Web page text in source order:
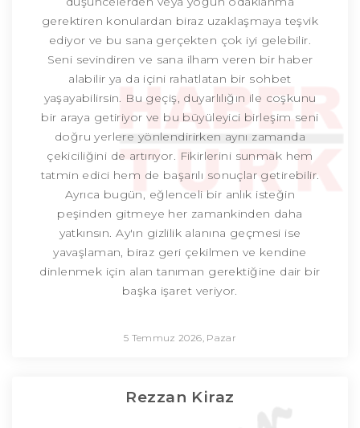
gerektiren konulardan biraz uzaklaşmaya teşvik
ediyor ve bu sana gerçekten çok iyi gelebilir.
Seni sevindiren ve sana ilham veren bir haber
alabilir ya da içini rahatlatan bir sohbet
yaşayabilirsin. Bu geçiş, duyarlılığın ile coşkunu
bir araya getiriyor ve bu büyüleyici birleşim seni
doğru yerlere yönlendirirken aynı zamanda
çekiciliğini de artırıyor. Fikirlerini sunmak hem
tatmin edici hem de başarılı sonuçlar getirebilir.
Ayrıca bugün, eğlenceli bir anlık isteğin
peşinden gitmeye her zamankinden daha
yatkınsın. Ay'ın gizlilik alanına geçmesi ise
yavaşlaman, biraz geri çekilmen ve kendine
dinlenmek için alan tanıman gerektiğine dair bir
başka işaret veriyor.
5 Temmuz 2026, Pazar
Rezzan Kiraz